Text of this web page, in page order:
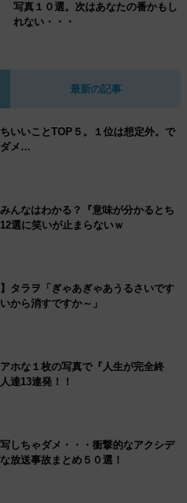
写真１０選。次はあなたの番かもし
れない・・・
最新の記事
いいことTOP５。１位は想定外。で
ダメ…
んなはわかる？『意味が分かるとち
選に笑いが止まらないｗ
タラヲ「ぎゃあぎゃあうるさいです
から消すですか～」
ホな１枚の写真で『人生が完全終
達13連発！！
しちゃダメ・・・衝撃的なアクシデ
放送事故まとめ５０選！